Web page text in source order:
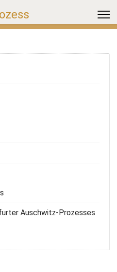
Auschwitz-Prozesses